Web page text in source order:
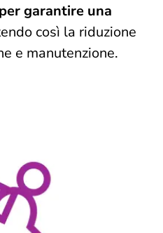
garantire una
così la riduzione
e manutenzione.